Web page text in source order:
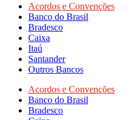
Acordos e Convenções
Banco do Brasil
Bradesco
Caixa
Itaú
Santander
Outros Bancos
Acordos e Convenções
Banco do Brasil
Bradesco